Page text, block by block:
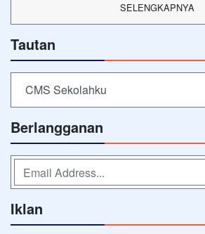
SELENGKAPNYA
Tautan
CMS Sekolahku
Berlangganan
Iklan